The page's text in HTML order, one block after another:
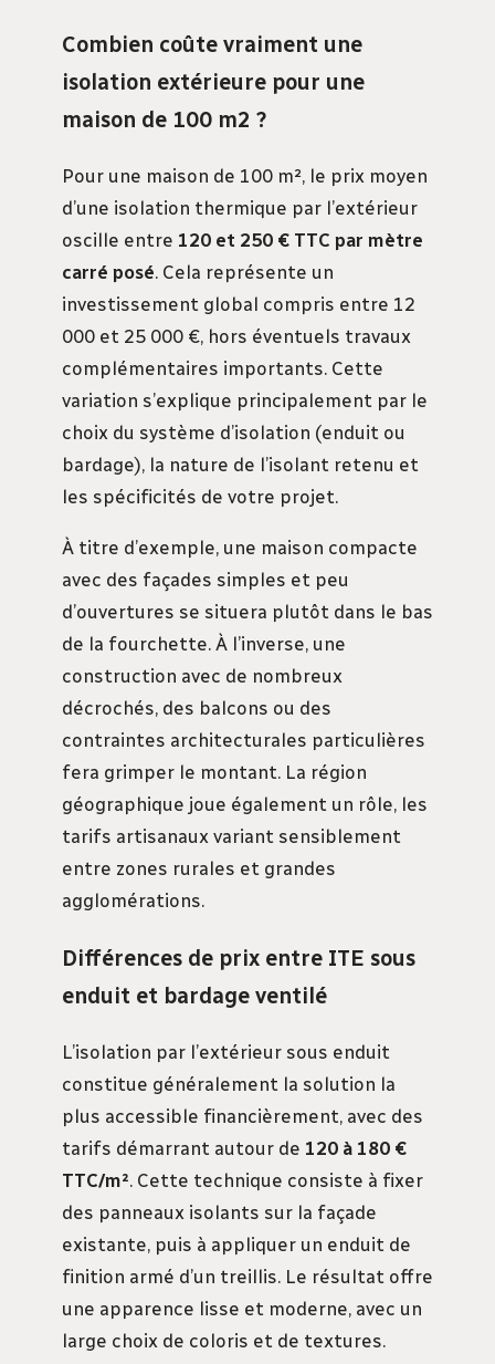
Combien coûte vraiment une
isolation extérieure pour une
maison de 100 m2 ?
Pour une maison de 100 m², le prix moyen
d’une isolation thermique par l’extérieur
oscille entre 120 et 250 € TTC par mètre
carré posé. Cela représente un
investissement global compris entre 12
000 et 25 000 €, hors éventuels travaux
complémentaires importants. Cette
variation s’explique principalement par le
choix du système d’isolation (enduit ou
bardage), la nature de l’isolant retenu et
les spécificités de votre projet.
À titre d’exemple, une maison compacte
avec des façades simples et peu
d’ouvertures se situera plutôt dans le bas
de la fourchette. À l’inverse, une
construction avec de nombreux
décrochés, des balcons ou des
contraintes architecturales particulières
fera grimper le montant. La région
géographique joue également un rôle, les
tarifs artisanaux variant sensiblement
entre zones rurales et grandes
agglomérations.
Différences de prix entre ITE sous
enduit et bardage ventilé
L’isolation par l’extérieur sous enduit
constitue généralement la solution la
plus accessible financièrement, avec des
tarifs démarrant autour de 120 à 180 €
TTC/m². Cette technique consiste à fixer
des panneaux isolants sur la façade
existante, puis à appliquer un enduit de
finition armé d’un treillis. Le résultat offre
une apparence lisse et moderne, avec un
large choix de coloris et de textures.